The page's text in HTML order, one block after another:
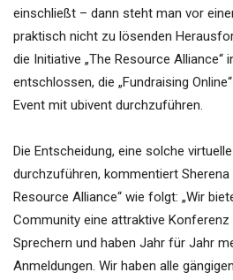
einschließt – dann steht man vor
praktisch nicht zu lösenden
die Initiative „The Resource Alliance“
entschlossen, die „Fundraising
Event mit ubivent durchzuführen.
Die Entscheidung, eine solche
durchzuführen, kommentiert Sherena
Resource Alliance“ wie folgt: „Wir
Community eine attraktive
Sprechern und haben Jahr für Jahr
Anmeldungen. Wir haben alle